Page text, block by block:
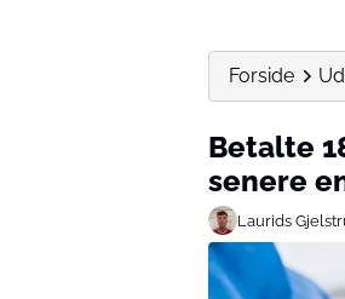
Forside
Betalte
senere
Laurids